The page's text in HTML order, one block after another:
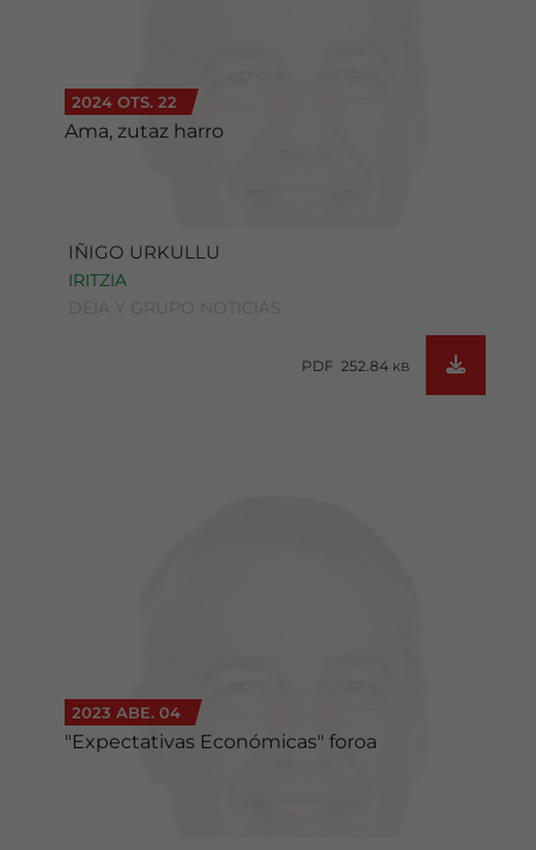
2024 OTS. 22
Ama, zutaz harro
IÑIGO URKULLU
IRITZIA
PDF 252.84 KB
2023 ABE. 04
"Expectativas Económicas" foroa